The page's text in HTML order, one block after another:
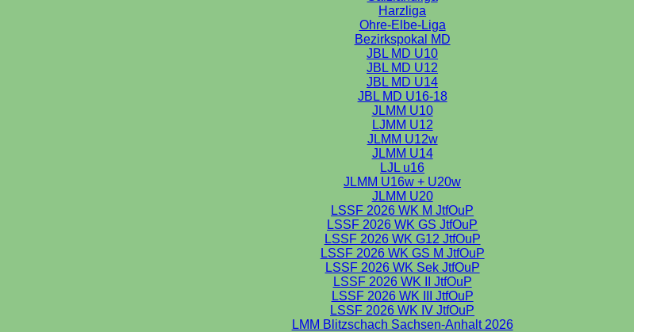
Harzliga
Ohre-Elbe-Liga
Bezirkspokal MD
JBL MD U10
JBL MD U12
JBL MD U14
JBL MD U16-18
JLMM U10
LJMM U12
JLMM U12w
JLMM U14
LJL u16
JLMM U16w + U20w
JLMM U20
LSSF 2026 WK M JtfOuP
LSSF 2026 WK GS JtfOuP
LSSF 2026 WK G12 JtfOuP
LSSF 2026 WK GS M JtfOuP
LSSF 2026 WK Sek JtfOuP
LSSF 2026 WK II JtfOuP
LSSF 2026 WK III JtfOuP
LSSF 2026 WK IV JtfOuP
LMM Blitzschach Sachsen-Anhalt 2026